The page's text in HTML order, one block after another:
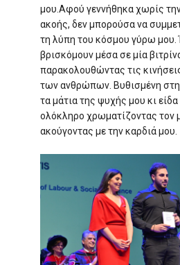
μου.Αφού γεννήθηκα χωρίς
ακοής, δεν μπορούσα να
τη λύπη του κόσμου γύρω μου.
βρισκόμουν μέσα σε μία
παρακολουθώντας τις
των ανθρώπων. Βυθισμένη στη
τα μάτια της ψυχής μου κι
ολόκληρο χρωματίζοντας τον
ακούγοντας με την καρδιά μου.